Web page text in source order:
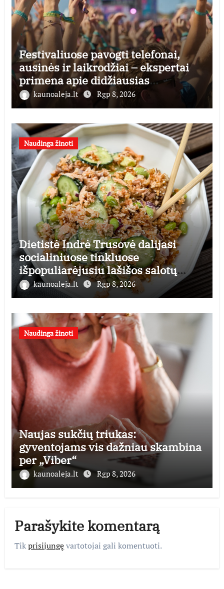
Festivaliuose pavogti telefonai,
ausinės ir laikrodžiai – ekspertai
primena apie didžiausias
finansines rizikas
kaunoaleja.lt Rgp 8, 2026
Naudinga žinoti
Dietistė Indrė Trusovė dalijasi
socialiniuose tinkluose
išpopuliarėjusiu lašišos salotų
receptu
kaunoaleja.lt Rgp 8, 2026
Naudinga žinoti
Naujas sukčių triukas:
gyventojams vis dažniau skambina
per „Viber“
kaunoaleja.lt Rgp 8, 2026
Parašykite komentarą
Tikprisijungęvartotojai gali komentuoti.